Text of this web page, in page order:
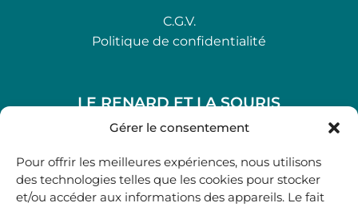
Gérer le consentement
Pour offrir les meilleures expériences, nous utilisons
des technologies telles que les cookies pour stocker
et/ou accéder aux informations des appareils. Le fait
C.G.V.
Politique de confidentialité
LE RENARD ET LA SOURIS
48, rue Maubec 33210 LANGON
05 40 41 37 18
.